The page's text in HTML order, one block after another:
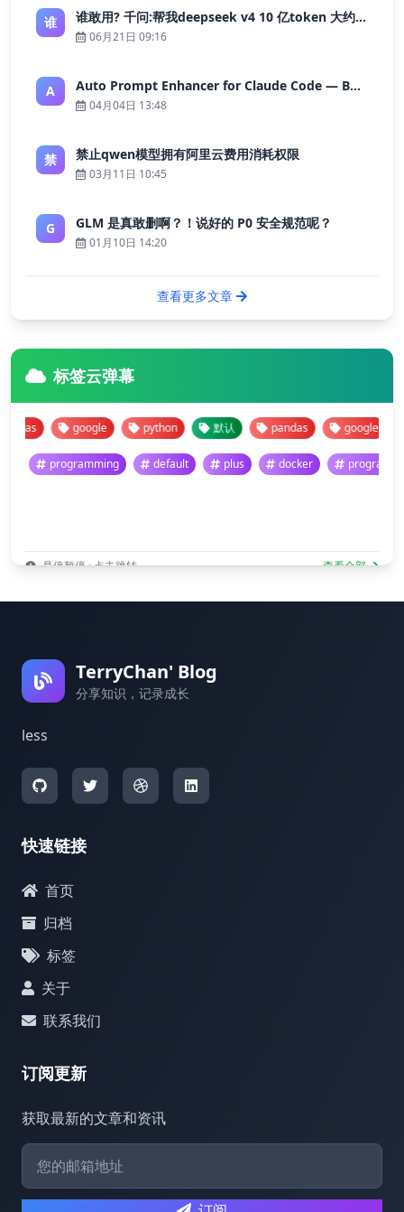
谁 谁敢用? 千问:帮我deepseek v4 10 亿token 大约多少花费 ?
06月21日 09:16
A Auto Prompt Enhancer for Claude Code — Building a Highly Reliable AI Programming Workflow
04月04日 13:48
禁 禁止qwen模型拥有阿里云费用消耗权限
03月11日 10:45
G GLM 是真敢删啊？！说好的 P0 安全规范呢？
01月10日 14:20
查看更多文章
标签云弹幕
google python 默认 pandas google
programming default plus docker
悬停暂停 · 点击跳转 查看全部
TerryChan' Blog
分享知识，记录成长
less
快速链接
首页
归档
标签
关于
联系我们
订阅更新
获取最新的文章和资讯